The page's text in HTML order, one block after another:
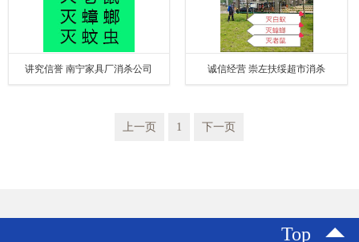
讲究信誉 南宁家具厂消杀公司 诚信经营 崇左扶绥超市消杀
上一页 1 下一页
Top